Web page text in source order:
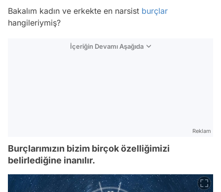
Bakalım kadın ve erkekte en narsist burçlar
hangileriymiş?
İçeriğin Devamı Aşağıda
Reklam
Burçlarımızın bizim birçok özelliğimizi
belirlediğine inanılır.